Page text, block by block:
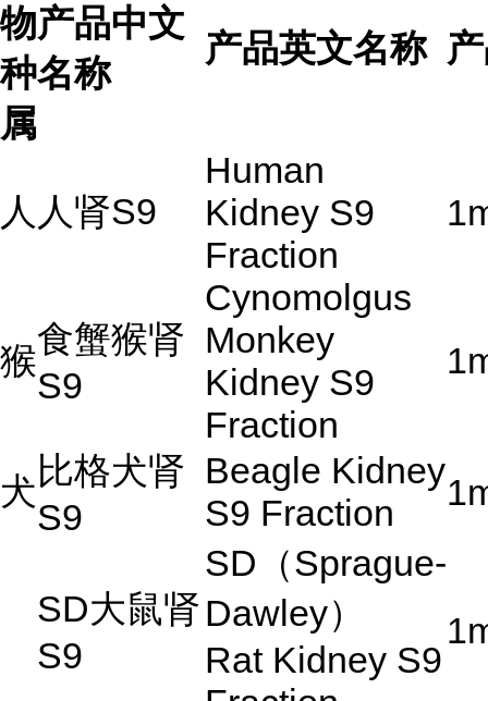
物
种
属
产品中文
名称
产品英文名称
人 人肾S9
Human
Kidney S9
Fraction
猴
食蟹猴肾
S9
Cynomolgus
Monkey
Kidney S9
Fraction
犬比格犬肾
S9
Beagle Kidney
S9 Fraction
SD大鼠肾
S9
SD （Sprague-
Dawley）
Rat Kidney S9